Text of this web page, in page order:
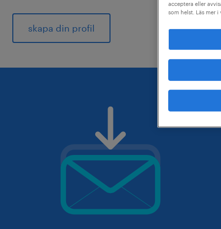
skapa din profil
acceptera eller
som helst. Läs mer i